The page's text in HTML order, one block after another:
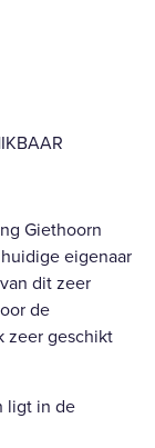
Giethoorn
eigenaar
dit zeer
de
zeer geschikt
ligt in de